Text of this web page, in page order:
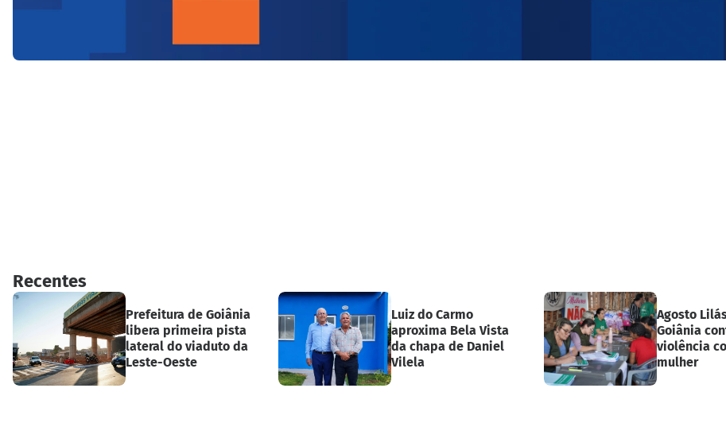
Recentes
Prefeitura de Goiânia
libera primeira pista
lateral do viaduto da
Leste-Oeste
Luiz do Carmo
aproxima Bela Vista
da chapa de Daniel
Vilela
Agosto
Goiânia
violência
mulher